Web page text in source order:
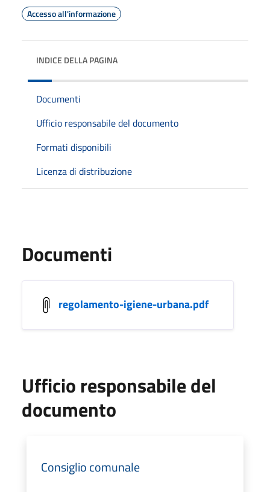
Accesso all'informazione
INDICE DELLA PAGINA
Documenti
Ufficio responsabile del documento
Formati disponibili
Licenza di distribuzione
Documenti
regolamento-igiene-urbana.pdf
Ufficio responsabile del
documento
Consiglio comunale